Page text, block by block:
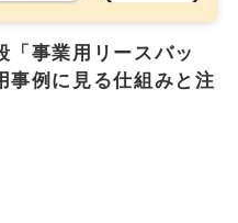
「事業用リースバッ
事例に見る仕組みと注